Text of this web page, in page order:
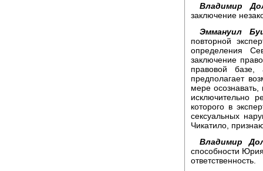
Владимир
заключение
Эммануил
повторной
определения
заключение
правовой
предполагает
мере
исключительно
которого в
сексуальных
Чикатило,
Владимир
способности
ответственность.